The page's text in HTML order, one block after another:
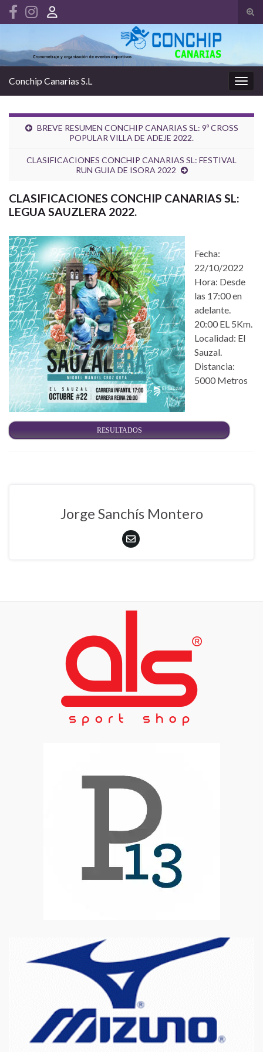
el
Search for:
la
Conchip Canarias S.L
BREVE RESUMEN CONCHIP CANARIAS SL: 9º CROSS
POPULAR VILLA DE ADEJE 2022.
CLASIFICACIONES CONCHIP CANARIAS SL: FESTIVAL
RUN GUIA DE ISORA 2022
CLASIFICACIONES CONCHIP CANARIAS SL:
LEGUA SAUZLERA 2022.
Fecha:
22/10/2022
Hora: Desde
las 17:00 en
adelante.
20:00 EL 5Km.
Localidad: El
Sauzal.
Distancia:
5000 Metros
RESULTADOS
Jorge Sanchís Montero